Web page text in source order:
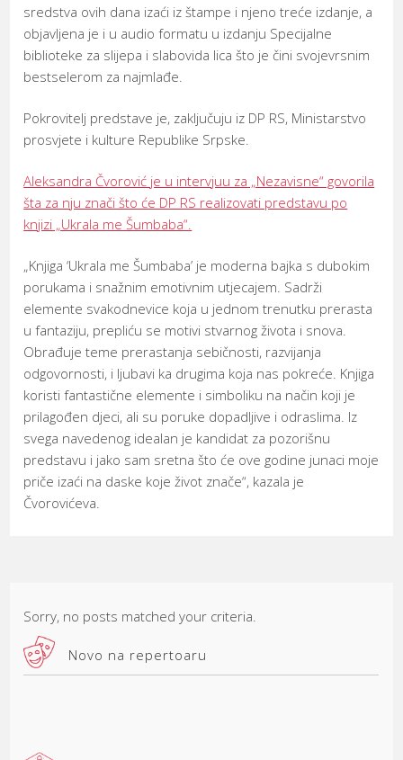
sredstva ovih dana izaći iz štampe i njeno treće izdanje, a
objavljena je i u audio formatu u izdanju Specijalne
biblioteke za slijepa i slabovida lica što je čini svojevrsnim
bestselerom za najmlađe.
Pokrovitelj predstave je, zaključuju iz DP RS, Ministarstvo
prosvjete i kulture Republike Srpske.
Aleksandra Čvorović je u intervjuu za „Nezavisne“ govorila
šta za nju znači što će DP RS realizovati predstavu po
knjizi „Ukrala me Šumbaba“.
„Knjiga ‘Ukrala me Šumbaba’ je moderna bajka s dubokim
porukama i snažnim emotivnim utjecajem. Sadrži
elemente svakodnevice koja u jednom trenutku prerasta
u fantaziju, prepliću se motivi stvarnog života i snova.
Obrađuje teme prerastanja sebičnosti, razvijanja
odgovornosti, i ljubavi ka drugima koja nas pokreće. Knjiga
koristi fantastične elemente i simboliku na način koji je
prilagođen d‌jeci, ali su poruke dopadljive i odraslima. Iz
svega navedenog idealan je kandidat za pozorišnu
predstavu i jako sam sretna što će ove godine junaci moje
priče izaći na daske koje život znače“, kazala je
Čvorovićeva.
Sorry, no posts matched your criteria.
Novo na repertoaru